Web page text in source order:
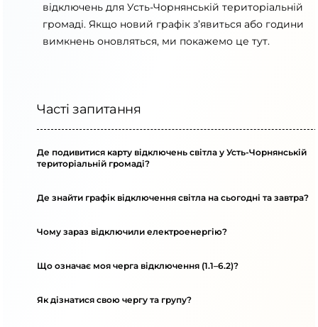
відключень для Усть-Чорнянській територіальній
громаді. Якщо новий графік з’явиться або години
вимкнень оновляться, ми покажемо це тут.
Часті запитання
Де подивитися карту відключень світла у Усть-Чорнянській
територіальній громаді?
Де знайти графік відключення світла на сьогодні та завтра?
Чому зараз відключили електроенергію?
Що означає моя черга відключення (1.1–6.2)?
Як дізнатися свою чергу та групу?